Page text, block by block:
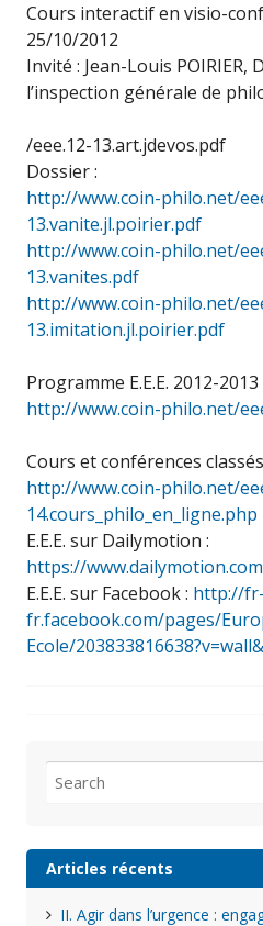
Cours interactif en visio-
25/10/2012
Invité : Jean-Louis POIRIER,
l’inspection générale de
/eee.12-13.art.jdevos.pdf
Dossier :
http://www.coin-philo.net/
13.vanite.jl.poirier.pdf
http://www.coin-philo.net/
13.vanites.pdf
http://www.coin-philo.net/
13.imitation.jl.poirier.pdf
Programme E.E.E. 2012-2013
http://www.coin-philo.net/
Cours et conférences
http://www.coin-philo.net/
14.cours_philo_en_ligne.php
E.E.E. sur Dailymotion :
https://
E.E.E. sur Facebook : http://fr-
fr.facebook.com/pages/
Ecole/
for:
Articles récents
II. Agir dans l’urgence :